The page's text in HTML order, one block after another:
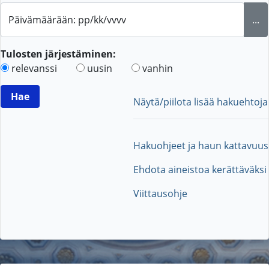
Päivämäärään: pp/kk/vvvv ...
Tulosten järjestäminen:
relevanssi
uusin vanhin
Näytä/piilota lisää hakuehtoja
Hakuohjeet ja haun kattavuus
Ehdota aineistoa kerättäväksi
Viittausohje